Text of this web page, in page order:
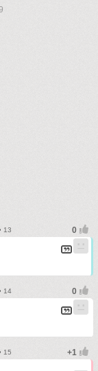
13
14
15